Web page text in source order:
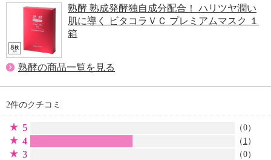
熟酵 熟成発酵独自成分配合！ ハリツヤ潤い
肌に導く ビタコラＶＣ プレミアムマスク １
箱
熟酵の商品一覧を見る
2件のクチコミ
5 （0）
4 （ 1 ）
3 （0）